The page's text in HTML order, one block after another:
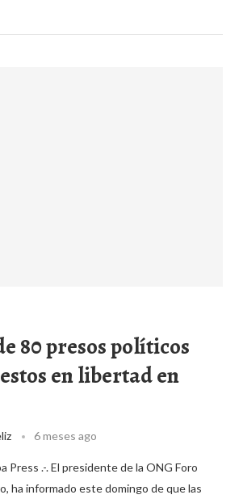
80 presos políticos
en libertad en
6 meses ago
Press .-. El presidente de la ONG Foro
ha informado este domingo de que las